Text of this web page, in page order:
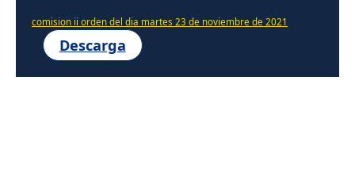
comision ii orden del dia martes 23 de noviembre de 2021
Descarga